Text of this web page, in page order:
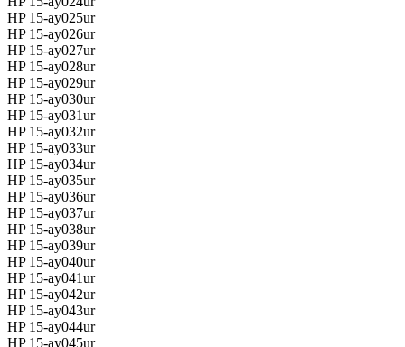
HP 15-ay025ur
HP 15-ay026ur
HP 15-ay027ur
HP 15-ay028ur
HP 15-ay029ur
HP 15-ay030ur
HP 15-ay031ur
HP 15-ay032ur
HP 15-ay033ur
HP 15-ay034ur
HP 15-ay035ur
HP 15-ay036ur
HP 15-ay037ur
HP 15-ay038ur
HP 15-ay039ur
HP 15-ay040ur
HP 15-ay041ur
HP 15-ay042ur
HP 15-ay043ur
HP 15-ay044ur
HP 15-ay045ur